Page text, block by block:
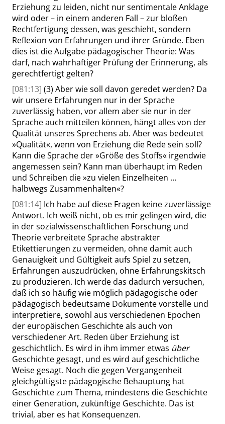
Erziehung zu leiden, nicht nur sentimentale Anklage
wird oder – in einem anderen Fall – zur bloßen
Rechtfertigung dessen, was geschieht, sondern
Reflexion von Erfahrungen und ihrer Gründe. Eben
dies ist die Aufgabe pädagogischer Theorie: Was
darf, nach wahrhaftiger Prüfung der Erinnerung, als
gerechtfertigt gelten?
[081:13] (3) Aber wie soll davon geredet werden? Da
wir unsere Erfahrungen nur in der Sprache
zuverlässig haben, vor allem aber sie nur in der
Sprache auch mitteilen können, hängt alles von der
Qualität unseres Sprechens ab. Aber was bedeutet
»Qualität«, wenn von Erziehung die Rede sein soll?
Kann die Sprache der»Größe des Stoffs« irgendwie
angemessen sein? Kann man überhaupt im Reden
und Schreiben die»zu vielen Einzelheiten …
halbwegs Zusammenhalten«?
[081:14] Ich habe auf diese Fragen keine zuverlässige
Antwort. Ich weiß nicht, ob es mir gelingen wird, die
in der sozialwissenschaftlichen Forschung und
Theorie verbreitete Sprache abstrakter
Etikettierungen zu vermeiden, ohne damit auch
Genauigkeit und Gültigkeit aufs Spiel zu setzen,
Erfahrungen auszudrücken, ohne Erfahrungskitsch
zu produzieren. Ich werde das dadurch versuchen,
daß ich so häufig wie möglich pädagogische oder
pädagogisch bedeutsame Dokumente vorstelle und
interpretiere, sowohl aus verschiedenen Epochen
der europäischen Geschichte als auch von
verschiedener Art. Reden über Erziehung ist
geschichtlich. Es wird in ihm immer etwas über
Geschichte gesagt, und es wird auf geschichtliche
Weise gesagt. Noch die gegen Vergangenheit
gleichgültigste pädagogische Behauptung hat
Geschichte zum Thema, mindestens die Geschichte
einer Generation, zukünftige Geschichte. Das ist
trivial, aber es hat Konsequenzen.